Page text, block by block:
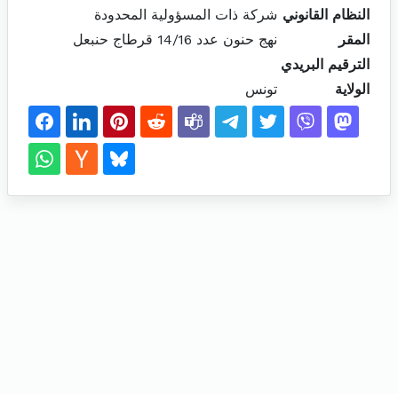
النظام القانوني شركة ذات المسؤولية المحدودة
المقر
نهج حنون عدد 14/16 قرطاج حنبعل
الترقيم البريدي
الولاية
تونس